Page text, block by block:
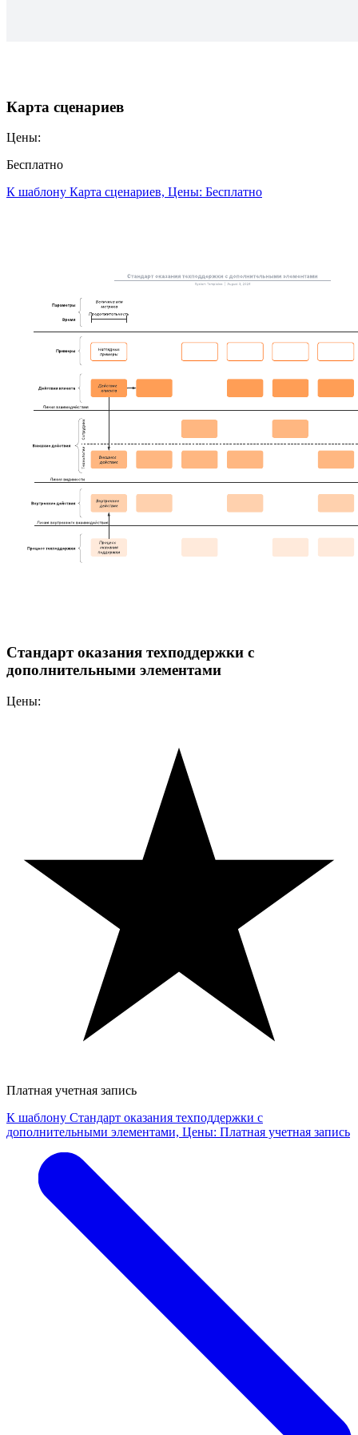
Карта сценариев
Цены:
Бесплатно
К шаблону Карта сценариев, Цены: Бесплатно
Стандарт оказания техподдержки с
дополнительными элементами
Цены:
Платная учетная запись
К шаблону Стандарт оказания техподдержки с
дополнительными элементами, Цены: Платная учетная запись